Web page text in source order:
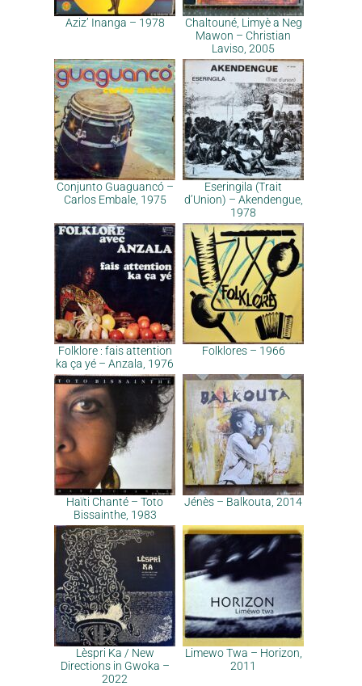
Aziz’ Inanga – 1978
Chaltouné, Limyè a Neg
Mawon – Christian
Laviso, 2005
Conjunto Guaguancó –
Carlos Embale, 1975
Eseringila (Trait
d’Union) – Akendengue,
1978
Folklore : fais attention
ka ça yé – Anzala, 1976
Folklores – 1966
Haïti Chanté – Toto
Bissainthe, 1983
Jénès – Balkouta, 2014
Lèspri Ka / New
Directions in Gwoka –
2022
Limewo Twa – Horizon,
2011